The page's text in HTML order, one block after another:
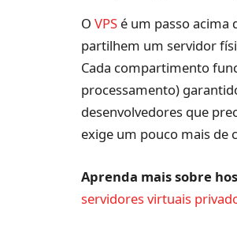
O VPS é um passo acima
partilhem um servidor
Cada compartimento
processamento)
desenvolvedores que
exige um pouco mais de
Aprenda mais sobre
servidores virtuais